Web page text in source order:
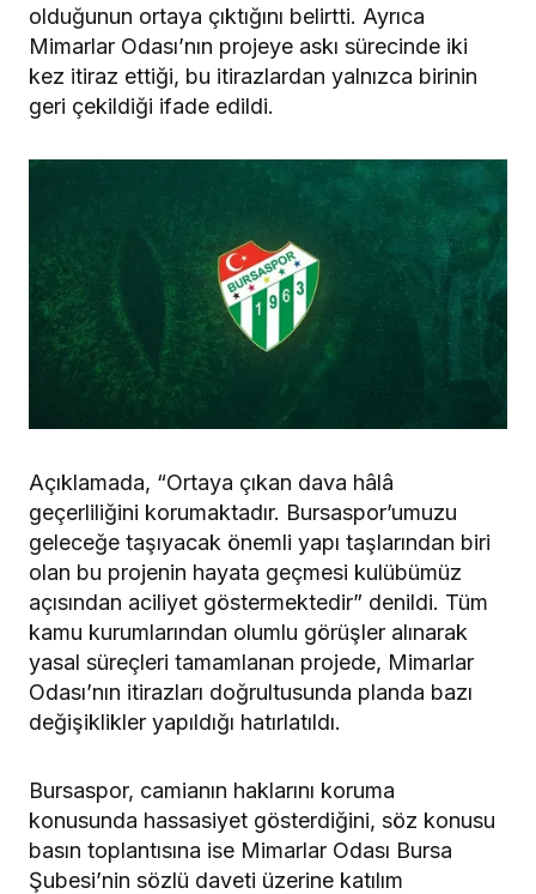
olduğunun ortaya çıktığını belirtti. Ayrıca
Mimarlar Odası’nın projeye askı sürecinde iki
kez itiraz ettiği, bu itirazlardan yalnızca birinin
geri çekildiği ifade edildi.
Açıklamada, “Ortaya çıkan dava hâlâ
geçerliliğini korumaktadır. Bursaspor’umuzu
geleceğe taşıyacak önemli yapı taşlarından biri
olan bu projenin hayata geçmesi kulübümüz
açısından aciliyet göstermektedir” denildi. Tüm
kamu kurumlarından olumlu görüşler alınarak
yasal süreçleri tamamlanan projede, Mimarlar
Odası’nın itirazları doğrultusunda planda bazı
değişiklikler yapıldığı hatırlatıldı.
Bursaspor, camianın haklarını koruma
konusunda hassasiyet gösterdiğini, söz konusu
basın toplantısına ise Mimarlar Odası Bursa
Şubesi’nin sözlü daveti üzerine katılım